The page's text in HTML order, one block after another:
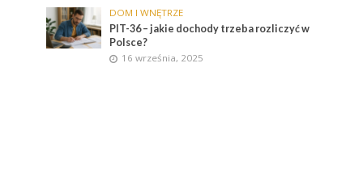
DOM I WNĘTRZE
PIT-36 – jakie dochody trzeba rozliczyć w
Polsce?
16 września, 2025